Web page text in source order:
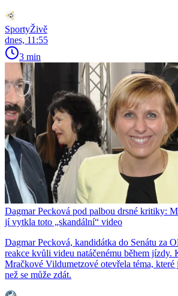
SportyŽivě
dnes, 11:55
3 min
Dagmar Pecková pod palbou drsné kritiky:
jí vytkla toto „skandální“ video
Dagmar Pecková, kandidátka do Senátu za
reakce kvůli videu natáčenému během jízdy.
Mračkové Vildumetzové otevřela téma,
než se může zdát.